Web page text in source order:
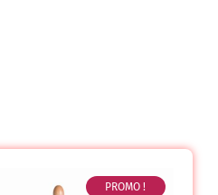
PROMO !